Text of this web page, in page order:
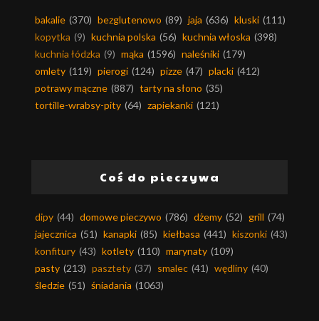
bakalie (370) bezglutenowo (89) jaja (636) kluski (111)
kopytka (9) kuchnia polska (56) kuchnia włoska (398)
kuchnia łódzka (9) mąka (1596) naleśniki (179)
omlety (119) pierogi (124) pizze (47) placki (412)
potrawy mączne (887) tarty na słono (35)
tortille-wrabsy-pity (64) zapiekanki (121)
Coś do pieczywa
dipy (44) domowe pieczywo (786) dżemy (52) grill (74)
jajecznica (51) kanapki (85) kiełbasa (441) kiszonki (43)
konfitury (43) kotlety (110) marynaty (109)
pasty (213) pasztety (37) smalec (41) wędliny (40)
śledzie (51) śniadania (1063)